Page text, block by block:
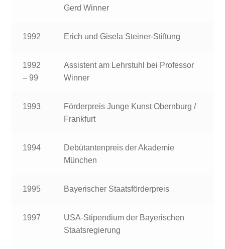
Gerd Winner
1992 Erich und Gisela Steiner-Stiftung
1992
– 99
Assistent am Lehrstuhl bei Professor
Winner
1993
Förderpreis Junge Kunst Obernburg /
Frankfurt
1994
Debütantenpreis der Akademie
München
1995 Bayerischer Staatsförderpreis
1997
USA-Stipendium der Bayerischen
Staatsregierung